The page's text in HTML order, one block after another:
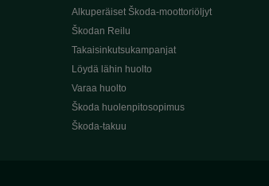
Alkuperäiset Škoda-moottoriöljyt
Škodan Reilu
Takaisinkutsukampanjat
Löydä lähin huolto
Varaa huolto
Škoda huolenpitosopimus
Škoda-takuu